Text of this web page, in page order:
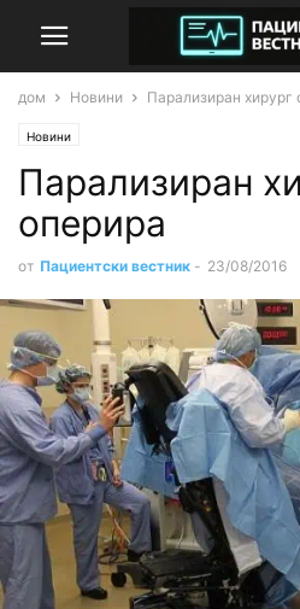
дом Новини Парализиран хирург
Новини
Парализиран
оперира
от Пациентски вестник - 23/08/2016